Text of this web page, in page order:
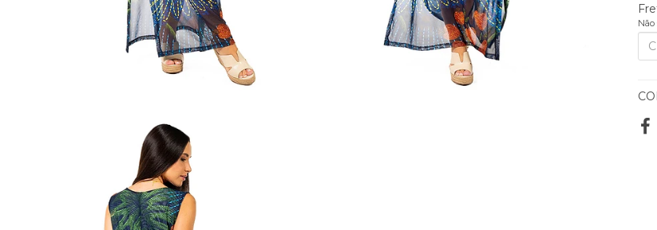
Não